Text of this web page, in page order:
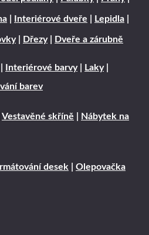
Interiérové dveře Lepidla
| Dřezy| Dveře a zárubně
Interiérové barvy| Laky|
barev
Vestavěné skříně Nábytek na
desek Olepovačka